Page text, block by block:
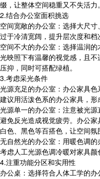
缀，让整体空间稳重又不失活力。
2.结合办公室面积挑选
空间宽敞的办公室：选择大尺
过于冷清宽阔，提升层次度和档
空间不大的办公室：选择温润
光映照下有温馨的视觉感，且
压抑，同时可搭配绿植。
3.考虑采光条件
光源充足的办公室：办公家具
建议用活泼色系的办公家具，形
光源单一的办公室：注意被光
避免反光造成视觉疲劳。办公家
白色、黑色等百搭色，让空间氛
无自然光的办公室：用暖色调
考虑人工光源色调冷暖对家具颜
4.注重功能分区和实用性
办公桌：选择符合人体工学的